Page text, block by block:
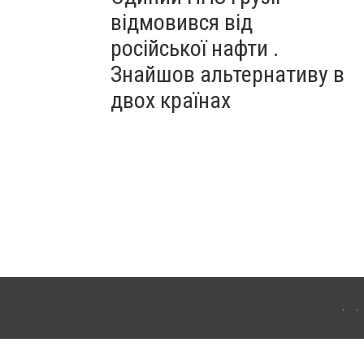
відмовився від
російської нафти .
Знайшов альтернативу в
двох країнах